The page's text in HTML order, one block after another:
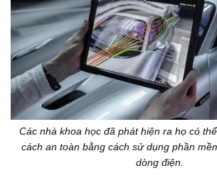
Các nhà khoa học đã phát hiện ra họ có
cách an toàn bằng cách sử dụng phần
dòng điện.